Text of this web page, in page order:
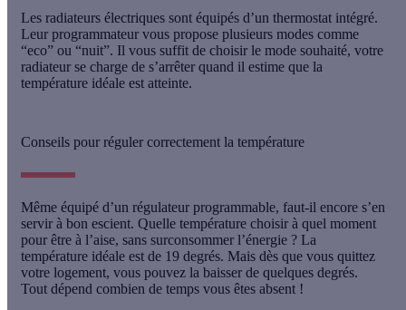
Les radiateurs électriques sont équipés d’un thermostat intégré.
Leur programmateur vous propose plusieurs modes comme
“eco” ou “nuit”. Il vous suffit de choisir le mode souhaité, votre
radiateur se charge de s’arrêter quand il estime que la
température idéale est atteinte.
Conseils pour réguler correctement la température
Même équipé d’un régulateur programmable, faut-il encore s’en
servir à bon escient. Quelle température choisir à quel moment
pour être à l’aise, sans surconsommer l’énergie ? La
température idéale est de 19 degrés. Mais dès que vous quittez
votre logement, vous pouvez la baisser de quelques degrés.
Tout dépend combien de temps vous êtes absent !